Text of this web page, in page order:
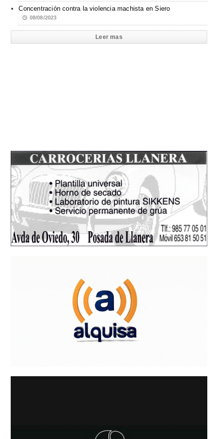
Concentración contra la violencia machista en Siero
08/08/2023
Leer mas